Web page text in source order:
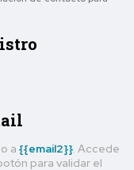
a {{email2}}. Accede
para validar el